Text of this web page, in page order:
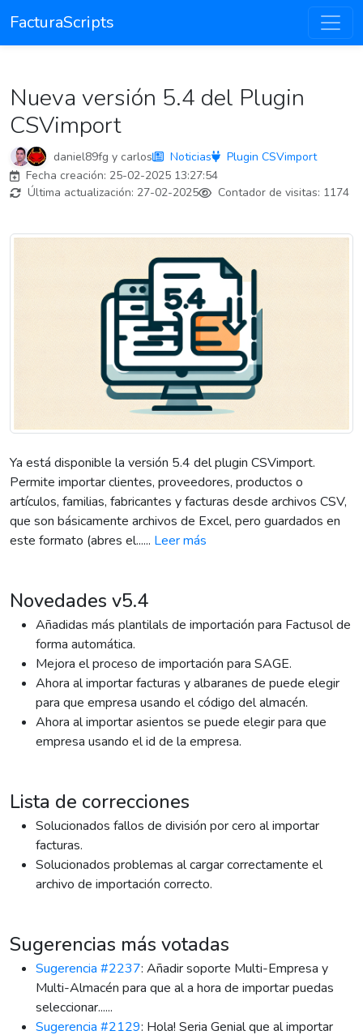
FacturaScripts
Nueva versión 5.4 del Plugin
CSVimport
daniel89fg y carlos Noticias
Plugin CSVimport
Fecha creación: 25-02-2025 13:27:54
Última actualización: 27-02-2025 Contador de visitas: 1174
Ya está disponible la versión 5.4 del plugin CSVimport.
Permite importar clientes, proveedores, productos o
artículos, familias, fabricantes y facturas desde archivos CSV,
que son básicamente archivos de Excel, pero guardados en
este formato (abres el...... Leer más
Novedades v5.4
Añadidas más plantilals de importación para Factusol de
forma automática.
Mejora el proceso de importación para SAGE.
Ahora al importar facturas y albaranes de puede elegir
para que empresa usando el código del almacén.
Ahora al importar asientos se puede elegir para que
empresa usando el id de la empresa.
Lista de correcciones
Solucionados fallos de división por cero al importar
facturas.
Solucionados problemas al cargar correctamente el
archivo de importación correcto.
Sugerencias más votadas
Sugerencia #2237: Añadir soporte Multi-Empresa y
Multi-Almacén para que al a hora de importar puedas
seleccionar......
Sugerencia #2129: Hola! Seria Genial que al importar